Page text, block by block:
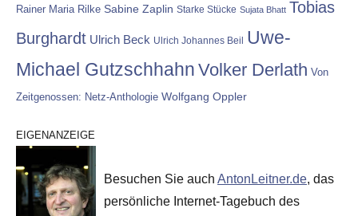
Rainer Maria Rilke Sabine Zaplin Starke Stücke Sujata Bhatt Tobias
Burghardt Ulrich Beck Ulrich Johannes Beil
Uwe-
Michael Gutzschhahn Volker Derlath Von
Zeitgenossen: Netz-Anthologie Wolfgang Oppler
EIGENANZEIGE
Besuchen Sie auch AntonLeitner.de, das
persönliche Internet-Tagebuch des